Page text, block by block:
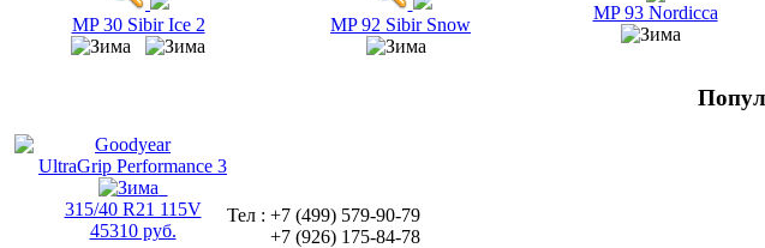
MP 30 Sibir Ice 2 MP 92 Sibir Snow
MP 93 Nordicca
Goodyear
UltraGrip Performance 3
315/40 R21 115V
45310 руб.
Тел : +7 (499) 579-90-79
+7 (926) 175-84-78